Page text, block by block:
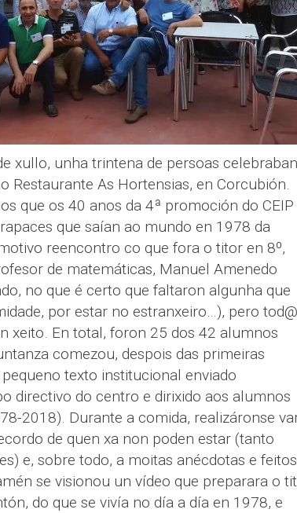
xullo, unha trintena de persoas celebraban
Restaurante As Hortensias, en Corcubión.
que os 40 anos da 4ª promoción do CEIP
que saían ao mundo en 1978 da
reencontro co que fora o titor en 8º,
de matemáticas, Manuel Amenedo
no que é certo que faltaron algunha que
por estar no estranxeiro…), pero
xeito. En total, foron 25 dos 42 alumnos
comezou, despois das primeiras
texto institucional enviado
directivo do centro e dirixido aos alumnos
2018). Durante a comida, realizáronse
de quen xa non poden estar (tanto
e, sobre todo, a moitas anécdotas e feitos
se visionou un vídeo que preparara o
do que se vivía no día a día en 1978, e